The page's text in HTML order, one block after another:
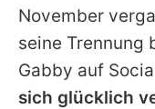
November
seine Trennung
Gabby auf
sich glücklich